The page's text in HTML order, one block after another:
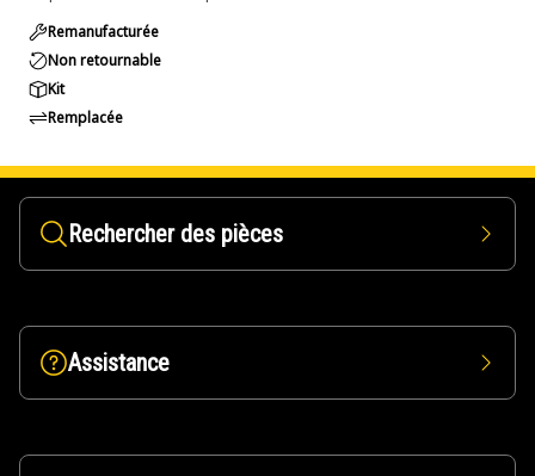
Remanufacturée
Non retournable
Kit
Remplacée
Rechercher des pièces
Assistance